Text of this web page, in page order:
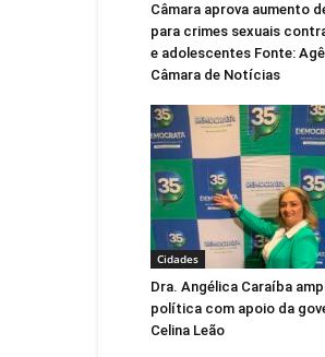
Câmara aprova aumento
para crimes sexuais
e adolescentes Fonte:
Câmara de Notícias
Cidades
Dra. Angélica Caraíba
política com apoio da
Celina Leão